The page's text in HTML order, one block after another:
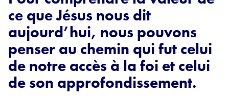
ce que Jésus nous dit
aujourd’hui, nous pouvons
penser au chemin qui fut celui
de notre accès à la foi et celui
de son approfondissement.